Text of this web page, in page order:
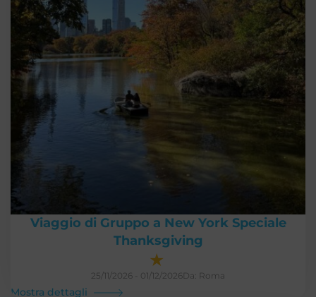
Viaggio di Gruppo a New York Speciale
Thanksgiving
★
25/11/2026 - 01/12/2026Da: Roma
Mostra dettagli